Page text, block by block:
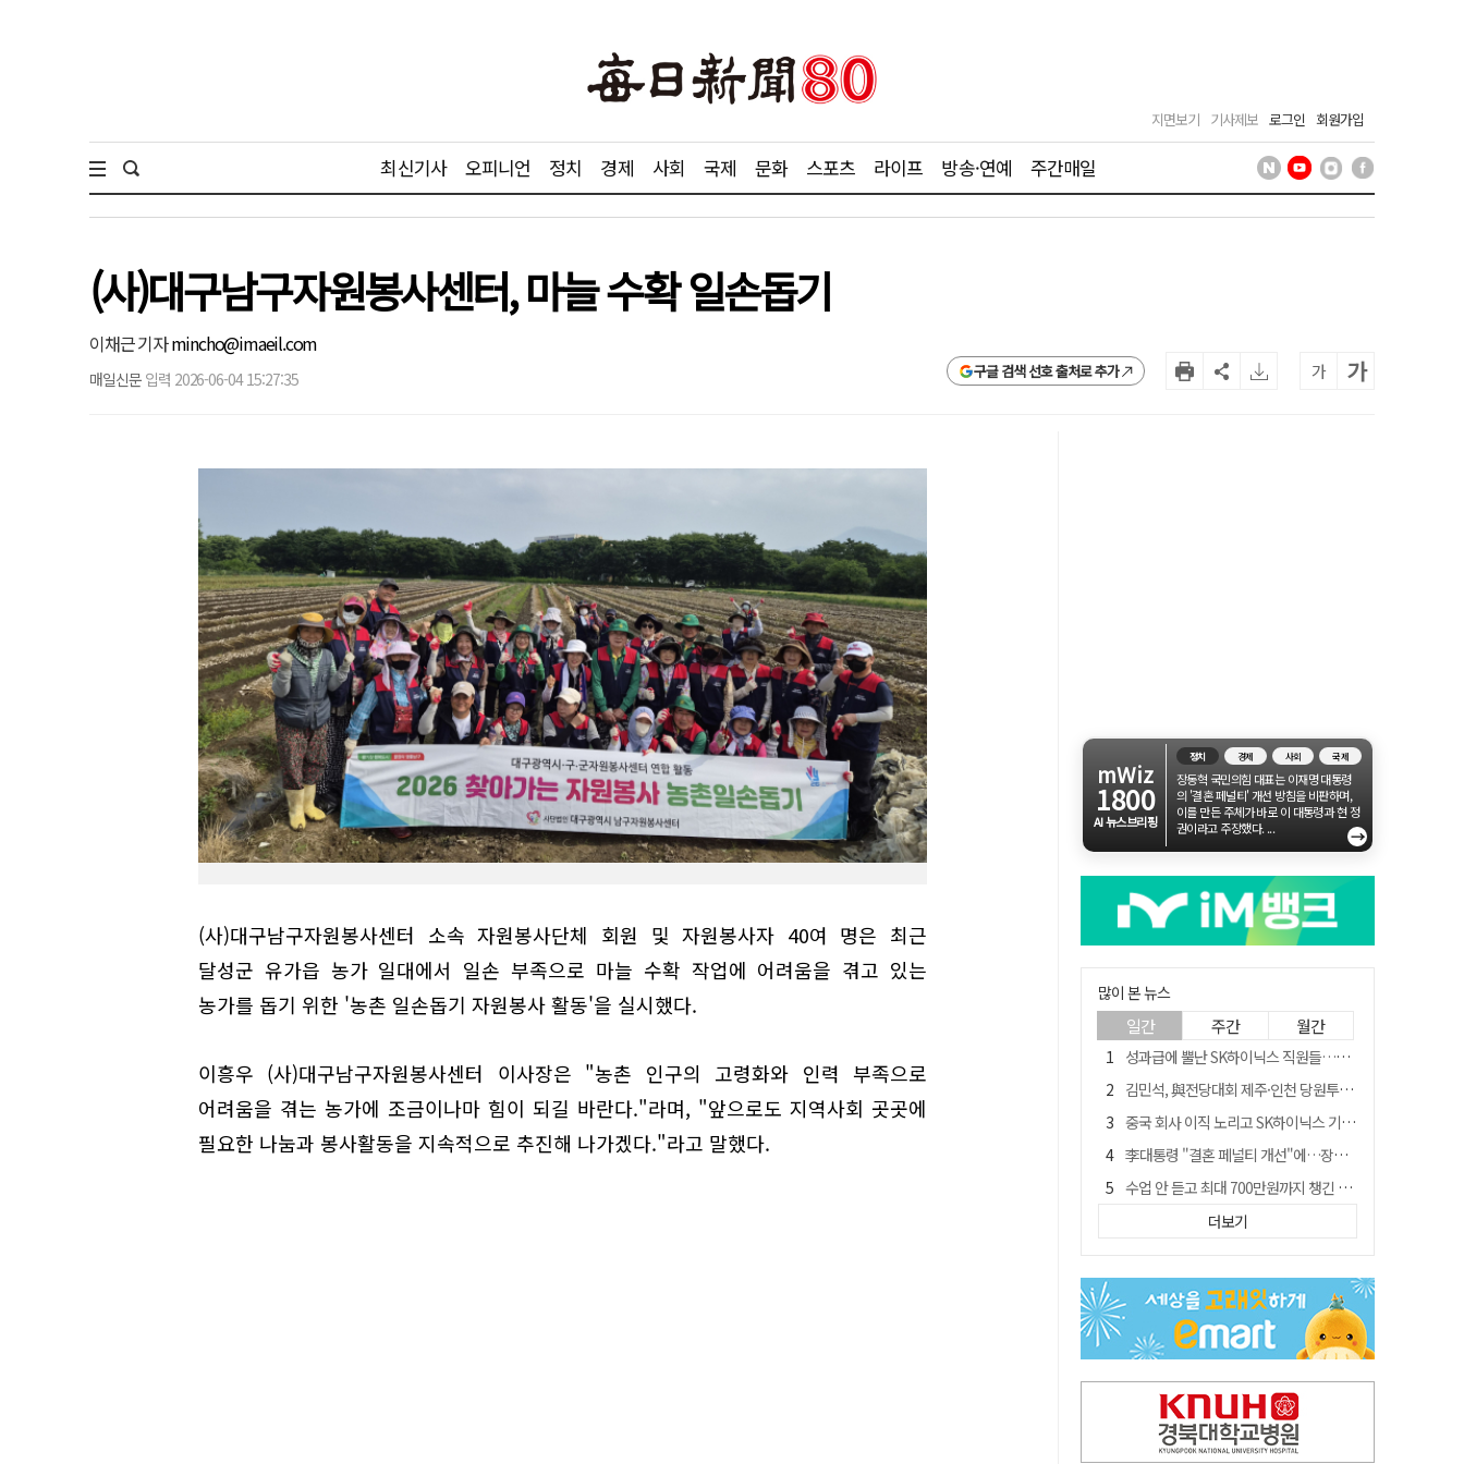
지면보기 기사제보 로그인 회원가입
최신기사 오피니언 정치 경제 사회 국제 문화 스포츠 라이프 방송·연예 주간매일
(사)대구남구자원봉사센터, 마늘 수확 일손돕기
이채근 기자mincho@imaeil.com
매일신문 입력 2026-06-04 15:27:35 구글 검색 선호 출처로 추가 가 가
(사)대구남구자원봉사센터 소속 자원봉사단체 회원 및 자원봉사자 40여 명은 최근
달성군 유가읍 농가 일대에서 일손 부족으로 마늘 수확 작업에 어려움을 겪고 있는
농가를 돕기 위한 '농촌 일손돕기 자원봉사 활동'을 실시했다.
이흥우 (사)대구남구자원봉사센터 이사장은 "농촌 인구의 고령화와 인력 부족으로
어려움을 겪는 농가에 조금이나마 힘이 되길 바란다."라며, "앞으로도 지역사회 곳곳에
필요한 나눔과 봉사활동을 지속적으로 추진해 나가겠다."라고 말했다.
mWiz
1800
AI 뉴스브리핑
정치 경제 사회 국제
장동혁 국민의힘 대표는 이재명 대통령
의 '결혼 페널티' 개선 방침을 비판하며,
이를 만든 주체가 바로 이 대통령과 현 정
권이라고 주장했다. ...
→
많이 본 뉴스
일간 주간 월간
성과급에 뿔난 SK하이닉스 직원들…3500명 모여 '새 노조' 만든다
김민석, 與전당대회 제주·인천 당원투표서 승리…누적 득표는 '초박빙'
중국 회사 이직 노리고 SK하이닉스 기밀 빼돌려…결국 실형
李대통령 "결혼 페널티 개선"에…장동혁 "그 페널티 만든 게 이 정권"
수업 안 듣고 최대 700만원까지 챙긴 포항 A대학 '유령 선수' 등 19명 무더기 송치
트럼프 만난 손현보 목사…"현재 자유대한민국 여러 면에서 어려움"
경북 칠곡시니어클럽 커피앤솝 사업단…자개소품 만들기 문화체험 운영
"아버지 외출한 사이"…흉기로 40대母 살해한 고교 자퇴생, 구속 기로에
신축 줄고 리모델링 뜨자…건설업계, 로봇·모듈러로 방향 튼다
더보기